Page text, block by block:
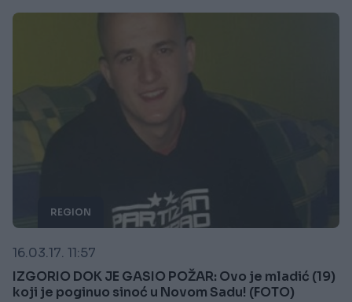
REGION
16.03.17. 11:57
IZGORIO DOK JE GASIO POŽAR: Ovo je mladić (19)
koji je poginuo sinoć u Novom Sadu! (FOTO)